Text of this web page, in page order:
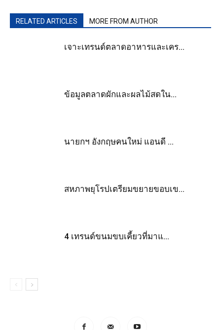
RELATED ARTICLES MORE FROM AUTHOR
เจาะเทรนด์ตลาดอาหารและเคร...
ข้อมูลตลาดผักและผลไม้สดใน...
นายกฯ อังกฤษคนใหม่ แอนดี ...
สหภาพยุโรปเตรียมขยายขอบเข...
4 เทรนด์ขนมขบเคี้ยวที่มาแ...